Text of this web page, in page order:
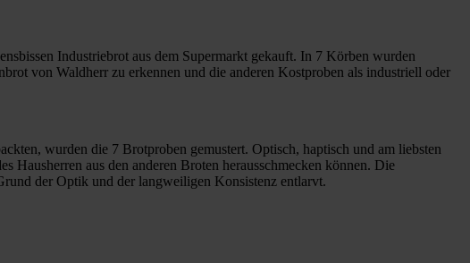
Industriebrot aus dem Supermarkt gekauft. In 7 Körben wurden
von Waldherr zu erkennen und die anderen Kostproben als industriell oder
wurden die 7 Brotproben gemustert. Optisch, haptisch und am liebsten
Hausherren aus den anderen Broten herausschmecken können. Die
der Optik und der langweiligen Konsistenz entlarvt.